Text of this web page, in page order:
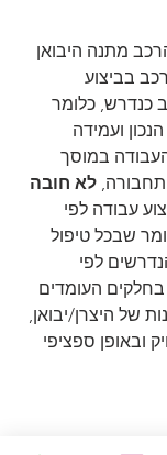
מתנה היבואן
בביצוע
כנדרש, כלומר
ועמידה
במוסך
לא חובה
עבודה לפי
שבכל טיפול
לפי
העומדים
של היצרן/יבואן,
ובאופן ספציפי